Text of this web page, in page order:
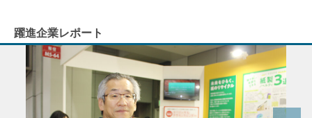
躍進企業レポート